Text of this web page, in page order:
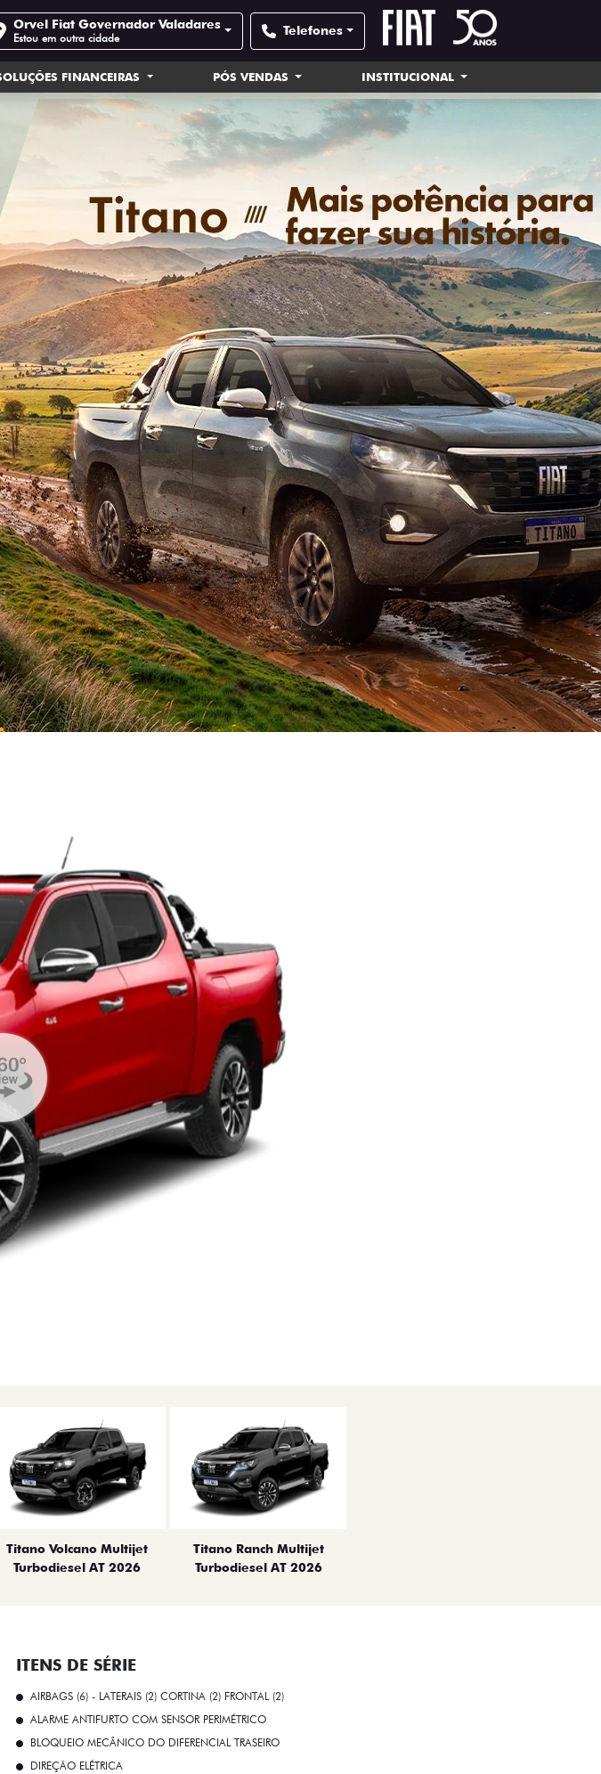
Orvel Fiat Governador Valadares
Estou em outra cidade Telefones
FINANCEIRAS PÓS VENDAS INSTITUCIONAL
Titano Volcano Multijet
Turbodiesel AT 2026
Titano Ranch Multijet
Turbodiesel AT 2026
ITENS DE SÉRIE
AIRBAGS (6) - LATERAIS (2) CORTINA (2) FRONTAL (2)
ALARME ANTIFURTO COM SENSOR PERIMÉTRICO
BLOQUEIO MECÂNICO DO DIFERENCIAL TRASEIRO
DIREÇÃO ELÉTRICA